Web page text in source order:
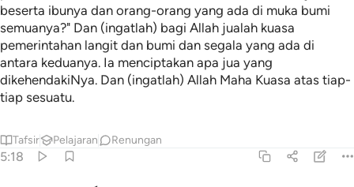
beserta ibunya dan orang-orang yang ada di muka bumi
semuanya?" Dan (ingatlah) bagi Allah jualah kuasa
pemerintahan langit dan bumi dan segala yang ada di
antara keduanya. Ia menciptakan apa jua yang
dikehendakiNya. Dan (ingatlah) Allah Maha Kuasa atas tiap-
tiap sesuatu.
Tafsir Pelajaran Renungan
5:18